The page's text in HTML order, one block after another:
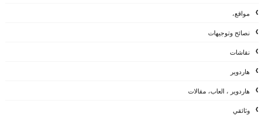
مواقع،
نصائح وتوجيهات
نقاشات
هاردوير
هاردوير ، العاب، مقالات
وثائقي